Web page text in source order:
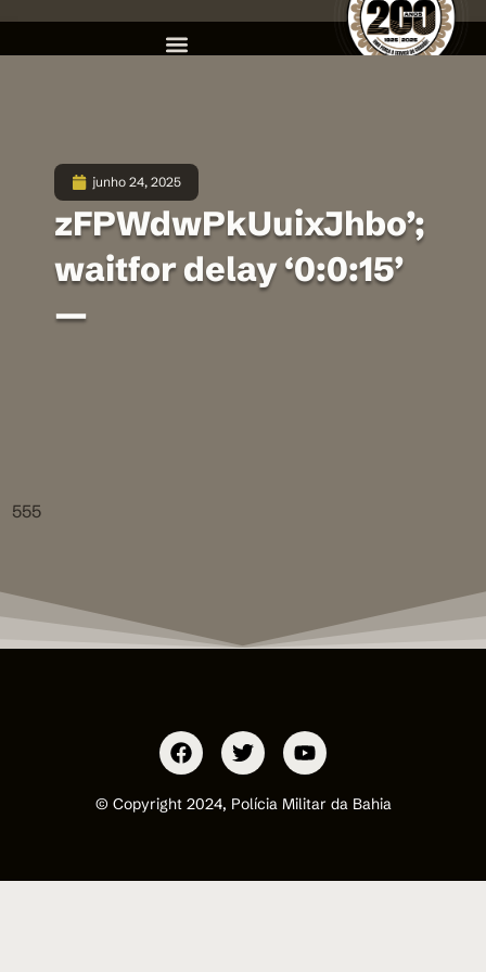
junho 24, 2025
zFPWdwPkUuixJhbo’;
waitfor delay ‘0:0:15’
—
555
© Copyright 2024, Polícia Militar da Bahia